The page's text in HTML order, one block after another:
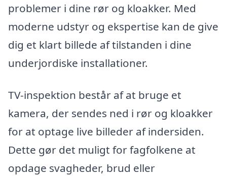
problemer i dine rør og kloakker. Med
moderne udstyr og ekspertise kan de give
dig et klart billede af tilstanden i dine
underjordiske installationer.
TV-inspektion består af at bruge et
kamera, der sendes ned i rør og kloakker
for at optage live billeder af indersiden.
Dette gør det muligt for fagfolkene at
opdage svagheder, brud eller